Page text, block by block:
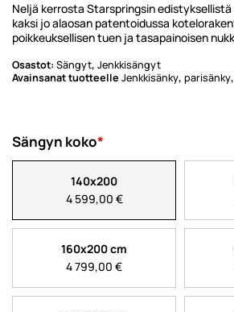
Neljä kerrosta Starspringsin
kaksi jo alaosan patentoidussa
poikkeuksellisen tuen ja tasapainoisen
Osastot: Sängyt, Jenkkisängyt
Avainsanat tuotteelle Jenkkisänky, parisänky,
Sängyn koko*
140x200
4 599,00 €
160x200 cm
4 799,00 €